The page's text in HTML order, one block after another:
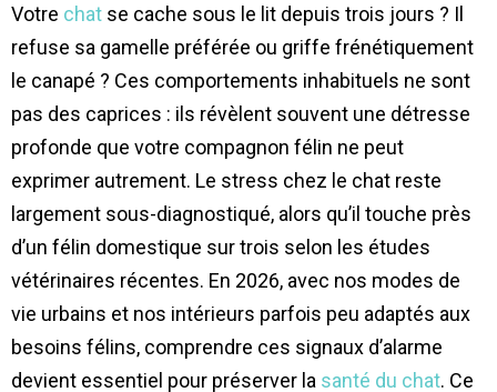
Votre chat se cache sous le lit depuis trois jours ? Il
refuse sa gamelle préférée ou griffe frénétiquement
le canapé ? Ces comportements inhabituels ne sont
pas des caprices : ils révèlent souvent une détresse
profonde que votre compagnon félin ne peut
exprimer autrement. Le stress chez le chat reste
largement sous-diagnostiqué, alors qu’il touche près
d’un félin domestique sur trois selon les études
vétérinaires récentes. En 2026, avec nos modes de
vie urbains et nos intérieurs parfois peu adaptés aux
besoins félins, comprendre ces signaux d’alarme
devient essentiel pour préserver la santé du chat. Ce